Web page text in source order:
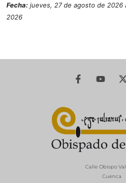
Fecha: jueves, 27 de agosto de 2026
2026
Calle Obispo
Cuenca